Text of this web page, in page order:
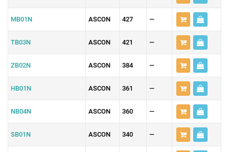
MB01N ASCON 427 —
TB03N ASCON 421 —
ZB02N ASCON 384 —
HB01N ASCON 361 —
NB04N ASCON 360 —
SB01N ASCON 340 —